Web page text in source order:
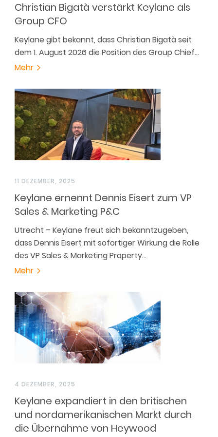
Christian Bigatà verstärkt Keylane als
Group CFO
Keylane gibt bekannt, dass Christian Bigatà seit
dem 1. August 2026 die Position des Group Chief…
Mehr
11 DEZEMBER, 2025
Keylane ernennt Dennis Eisert zum VP
Sales & Marketing P&C
Utrecht – Keylane freut sich bekanntzugeben,
dass Dennis Eisert mit sofortiger Wirkung die Rolle
des VP Sales & Marketing Property…
Mehr
4 DEZEMBER, 2025
Keylane expandiert in den britischen
und nordamerikanischen Markt durch
die Übernahme von Heywood